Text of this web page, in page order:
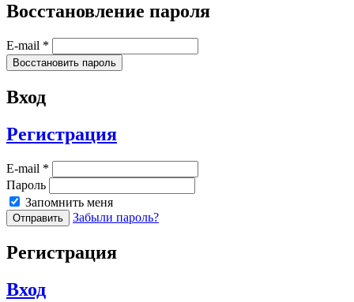
Восстановление пароля
E-mail *
Вход
Регистрация
E-mail *
Пароль
Запомнить меня
Забыли пароль?
Регистрация
Вход